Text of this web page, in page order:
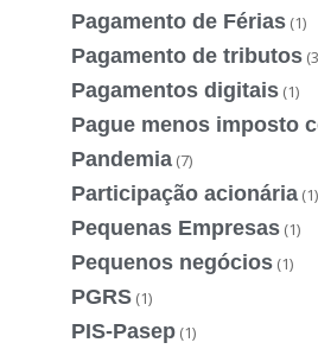
Pagamento de Férias (1)
Pagamento de tributos
Pagamentos digitais (1)
Pague menos imposto
Pandemia (7)
Participação acionária (1)
Pequenas Empresas (1)
Pequenos negócios (1)
PGRS (1)
PIS-Pasep (1)